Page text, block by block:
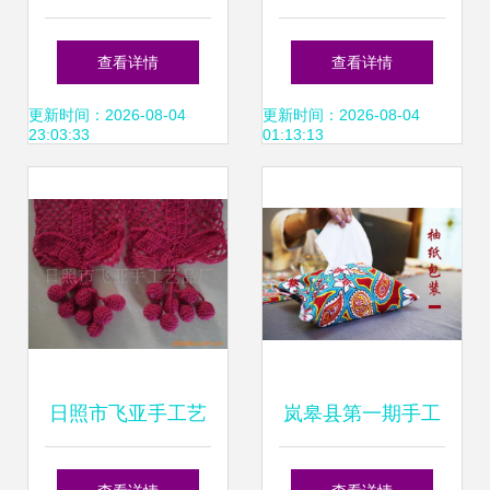
——长治市第二届
妇女手工艺品技能
查看详情
更新时间：2026-08-04
23:03:33
静止此刻
查看详情
更新时间：2026-08-04
01:13:13
日照市飞亚手工艺
品厂带绳线产品列
岚皋县第一期手工
艺品制作培训圆满